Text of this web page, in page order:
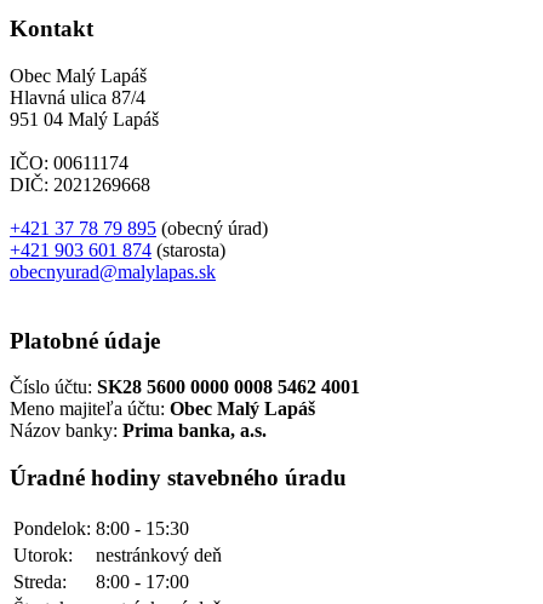
Kontakt
Obec Malý Lapáš
Hlavná ulica 87/4
951 04 Malý Lapáš
IČO: 00611174
DIČ: 2021269668
+421 37 78 79 895 (obecný úrad)
+421 903 601 874 (starosta)
obecnyurad@malylapas.sk
Platobné údaje
Číslo účtu: SK28 5600 0000 0008 5462 4001
Meno majiteľa účtu: Obec Malý Lapáš
Názov banky: Prima banka, a.s.
Úradné hodiny stavebného úradu
Pondelok: 8:00 - 15:30
Utorok:
nestránkový deň
Streda:
8:00 - 17:00